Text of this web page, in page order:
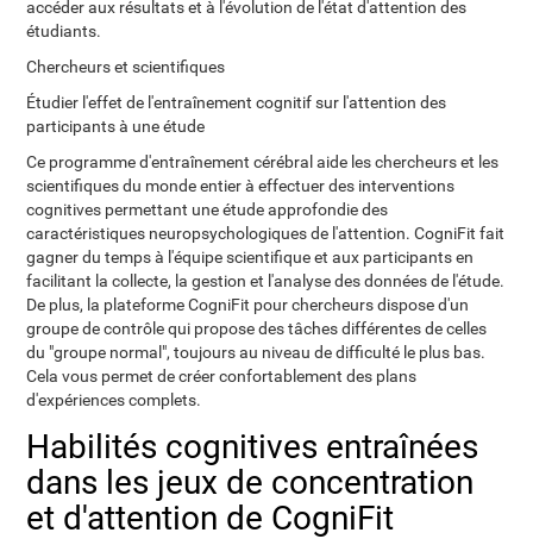
accéder aux résultats et à l'évolution de l'état d'attention des
étudiants.
Chercheurs et scientifiques
Étudier l'effet de l'entraînement cognitif sur l'attention des
participants à une étude
Ce programme d'entraînement cérébral aide les chercheurs et les
scientifiques du monde entier à effectuer des interventions
cognitives permettant une étude approfondie des
caractéristiques neuropsychologiques de l'attention. CogniFit fait
gagner du temps à l'équipe scientifique et aux participants en
facilitant la collecte, la gestion et l'analyse des données de l'étude.
De plus, la plateforme CogniFit pour chercheurs dispose d'un
groupe de contrôle qui propose des tâches différentes de celles
du "groupe normal", toujours au niveau de difficulté le plus bas.
Cela vous permet de créer confortablement des plans
d'expériences complets.
Habilités cognitives entraînées
dans les jeux de concentration
et d'attention de CogniFit